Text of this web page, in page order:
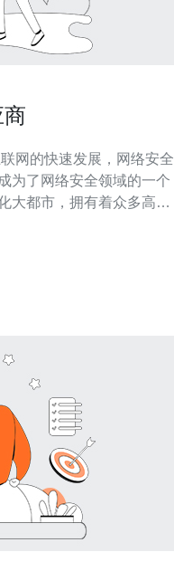
为了网络安全领域的一个
大都市，拥有着众多高仿